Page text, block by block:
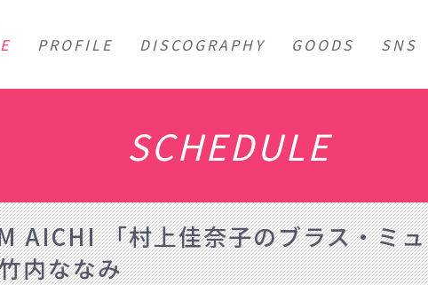
PROFILE DISCOGRAPHY GOODS SNS
SCHEDULE
AICHI 「村上佳奈子のブラス・ミ
内ななみ